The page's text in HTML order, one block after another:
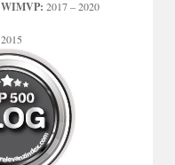
WIMVP: 2017 – 2020
2015